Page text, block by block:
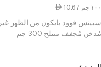
10.67 ١٠٠ جم
سبينس فوود بايكون من الظهر غير
مُدخن مُجفف مملح 300 جم